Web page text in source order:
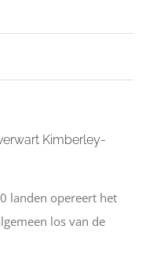
Kimberley-
landen opereert het
los van de